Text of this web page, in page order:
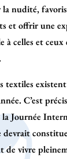
nudité,
et offrir une
à celles et
textiles
C’est
la Journée
devrait
de vivre